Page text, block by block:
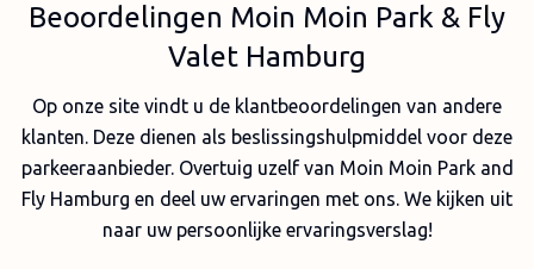
Beoordelingen Moin Moin Park & Fly
Valet Hamburg
Op onze site vindt u de klantbeoordelingen van andere
klanten. Deze dienen als beslissingshulpmiddel voor deze
parkeeraanbieder. Overtuig uzelf van Moin Moin Park and
Fly Hamburg en deel uw ervaringen met ons. We kijken uit
naar uw persoonlijke ervaringsverslag!